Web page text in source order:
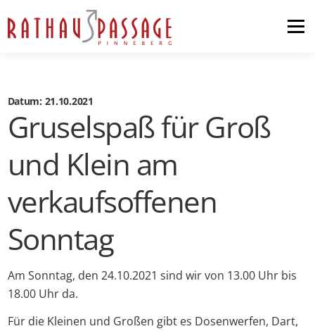
Menü
News & Events
Kontakt
Datum: 21.10.2021
Gruselspaß für Groß
und Klein am
verkaufsoffenen
Sonntag
Am Sonntag, den 24.10.2021 sind wir von 13.00 Uhr bis
18.00 Uhr da.
Für die Kleinen und Großen gibt es Dosenwerfen, Dart,